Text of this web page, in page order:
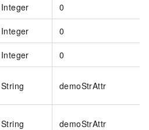
Integer 0
Integer 0
Integer 0
String demoStrAttr
String demoStrAttr